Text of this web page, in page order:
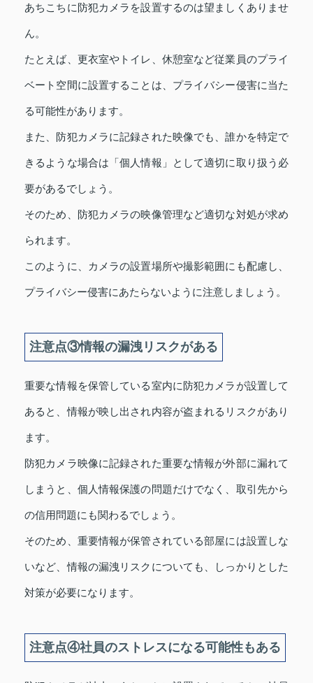
あちこちに防犯カメラを設置するのは望ましくありませ
ん。
たとえば、更衣室やトイレ、休憩室など従業員のプライ
ベート空間に設置することは、プライバシー侵害に当た
る可能性があります。
また、防犯カメラに記録された映像でも、誰かを特定で
きるような場合は「個人情報」として適切に取り扱う必
要があるでしょう。
そのため、防犯カメラの映像管理など適切な対処が求め
られます。
このように、カメラの設置場所や撮影範囲にも配慮し、
プライバシー侵害にあたらないように注意しましょう。
注意点③情報の漏洩リスクがある
重要な情報を保管している室内に防犯カメラが設置して
あると、情報が映し出され内容が盗まれるリスクがあり
ます。
防犯カメラ映像に記録された重要な情報が外部に漏れて
しまうと、個人情報保護の問題だけでなく、取引先から
の信用問題にも関わるでしょう。
そのため、重要情報が保管されている部屋には設置しな
いなど、情報の漏洩リスクについても、しっかりとした
対策が必要になります。
注意点④社員のストレスになる可能性もある